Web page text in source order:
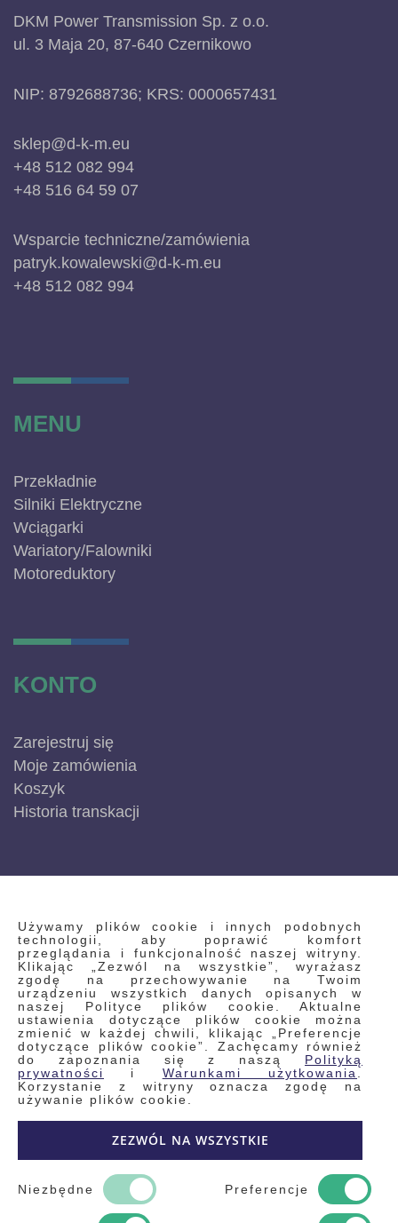
Używamy plików cookie i innych podobnych
technologii, aby poprawić komfort
przeglądania i funkcjonalność naszej witryny.
Klikając „Zezwól na wszystkie”, wyrażasz
zgodę na przechowywanie na Twoim
urządzeniu wszystkich danych opisanych w
naszej Polityce plików cookie. Aktualne
ustawienia dotyczące plików cookie można
zmienić w każdej chwili, klikając „Preferencje
dotyczące plików cookie”. Zachęcamy również
do zapoznania się z naszą Polityką
prywatności
i Warunkami użytkowania
Korzystanie z witryny oznacza zgodę na
używanie plików cookie.
ZEZWÓL NA WSZYSTKIE
Niezbędne Preferencje
DKM Power Transmission Sp. z o.o.
ul. 3 Maja 20, 87-640 Czernikowo
NIP: 8792688736; KRS: 0000657431
sklep@d-k-m.eu
+48 512 082 994
+48 516 64 59 07
Wsparcie techniczne/zamówienia
patryk.kowalewski@d-k-m.eu
+48 512 082 994
MENU
Przekładnie
Silniki Elektryczne
Wciągarki
Wariatory/Falowniki
Motoreduktory
KONTO
Zarejestruj się
Moje zamówienia
Koszyk
Historia transkacji
INFORMACJE
Regulamin
Polityka prywatności i pliki cookie
Wyszukiwane frazy
Wyszukiwanie zaawansowane
Zamówienia
Skontaktuj się z nami
Odstąp od umowy
Kontakt